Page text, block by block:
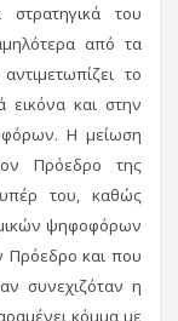
του
από τα
το
εικόνα και στην
Η μείωση
Πρόεδρο της
υπέρ του, καθώς
ψηφοφόρων
Πρόεδρο και που
συνεχιζόταν η
κόμμα με